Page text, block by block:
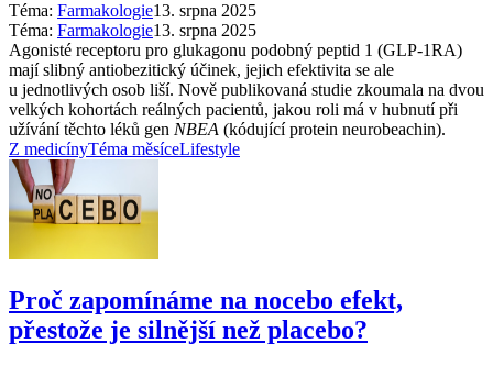
Téma: Farmakologie13. srpna 2025
Téma: Farmakologie13. srpna 2025
Agonisté receptoru pro glukagonu podobný peptid 1 (GLP-1RA)
mají slibný antiobezitický účinek, jejich efektivita se ale
u jednotlivých osob liší. Nově publikovaná studie zkoumala na dvou
velkých kohortách reálných pacientů, jakou roli má v hubnutí při
užívání těchto léků gen NBEA (kódující protein neurobeachin).
Z medicínyTéma měsíceLifestyle
Proč zapomínáme na nocebo efekt,
přestože je silnější než placebo?